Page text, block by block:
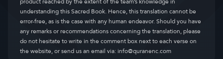
understanding this Sacred Book. Hence, this translation cannot be
error-free, as is the case with any human endeavor. Should you have
any remarks or recommendations concerning the translation, please
do not hesitate to write in the comment box next to each verse on
the website, or send us an email via:info@quranenc.com